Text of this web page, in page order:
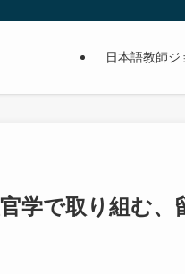
日本語教師
学で取り組む、